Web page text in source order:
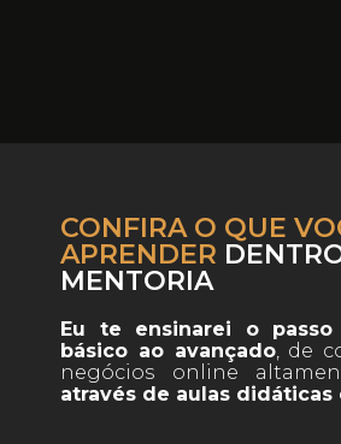
CONFIRA O QUE
APRENDER
MENTORIA
Eu te ensinarei o
básico ao avançado, de
negócios online
através de aulas didáticas